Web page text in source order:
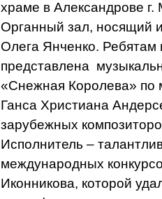
храме в Александрове
Органный зал, носящий
Олега Янченко.
представлена
«Снежная Королева» по
Ганса Христиана
зарубежных
Исполнитель –
международных
Иконникова, которой